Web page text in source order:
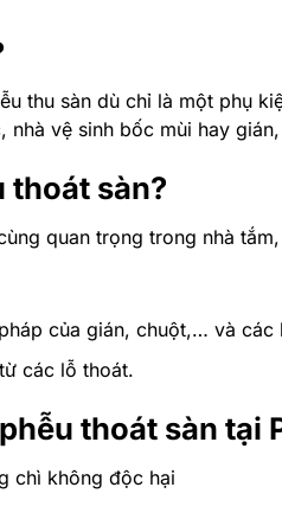
thu sàn dù chỉ là một phụ
vệ sinh bốc mùi hay
thoát sàn?
quan trọng trong nhà
của gián, chuột,… và
các lỗ thoát.
thoát sàn tại
chì không độc hại